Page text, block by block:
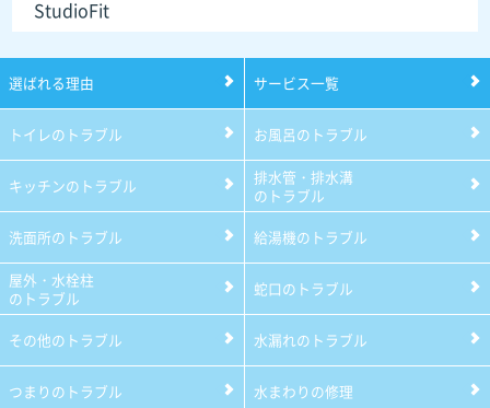
StudioFit
選ばれる理由 サービス一覧
トイレのトラブル お風呂のトラブル
キッチンのトラブル
排水管・排水溝
のトラブル
洗面所のトラブル
給湯機のトラブル
屋外・水栓柱
のトラブル
蛇口のトラブル
その他のトラブル 水漏れのトラブル
つまりのトラブル 水まわりの修理